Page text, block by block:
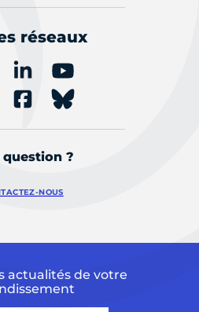
réseaux
question ?
NOUS
actualités de votre